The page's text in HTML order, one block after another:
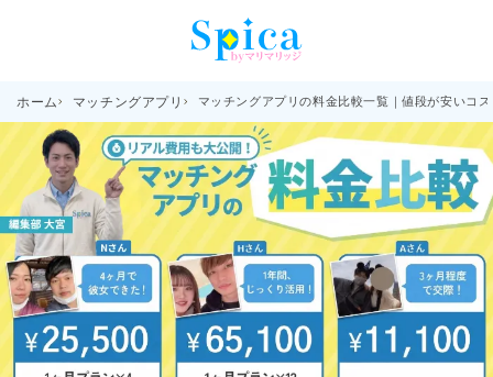
ホーム マッチングアプリ マッチングアプリの料金比較一覧｜値段が安いコ